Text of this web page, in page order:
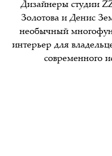
Дизайнеры студии
Золотова и Денис
необычный
интерьер для
современного